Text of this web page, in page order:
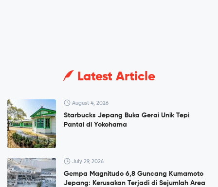
Latest Article
August 4, 2026
Starbucks Jepang Buka Gerai Unik Tepi
Pantai di Yokohama
July 29, 2026
Gempa Magnitudo 6,8 Guncang Kumamoto
Jepang: Kerusakan Terjadi di Sejumlah Area